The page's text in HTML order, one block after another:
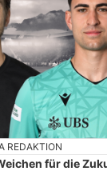
REDAKTION
für die